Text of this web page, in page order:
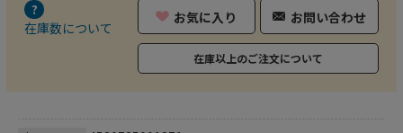
在庫数について
お気に入り お問い合わせ
在庫以上のご注文について